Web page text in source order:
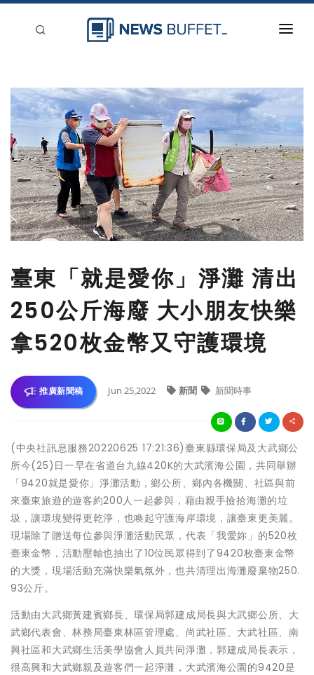
新聞稿分類
登入
刊登
臺東「就是愛你」淨灘 清出
250公斤海廢 大小朋友快樂
拿520枚金幣又守護環境
推廣新聞稿 Jun 25,2022 新聞 新聞時事
(中央社訊息服務20220625 17:21:36)臺東縣環保局及大武鄉公
所今(25)日一早在省道台九線420K的大武濱海公園，共同舉辦
「9420就是愛你」淨灘活動，鄉公所、鄉內各機關、社區與前
來臺東旅遊的遊客約200人一起參與，藉由親手撿拾海灘的垃
圾，讓環境變得更乾淨，也喚起守護海岸環境，讓臺東更美麗。
現場除了贈送每位參與淨灘活動民眾，代表「我愛妳」的520枚
臺東金幣，活動壓軸也抽出了10位民眾得到了9420枚臺東金幣
的大獎，現場活動充滿快樂氣氛外，也共清理出海灘廢棄物250.
93公斤。
活動由大武鄉黃建賓鄉長、環保局郭建成局長與大武鄉公所、大
武鄉代表會、林務局臺東林區管理處、尚武社區、大武社區、南
興社區和大武鄉生活美學協會人員共同淨灘，郭建成局長表示，
很高興和大武鄉親及遊客們一起淨灘，大武濱海公園的9420是